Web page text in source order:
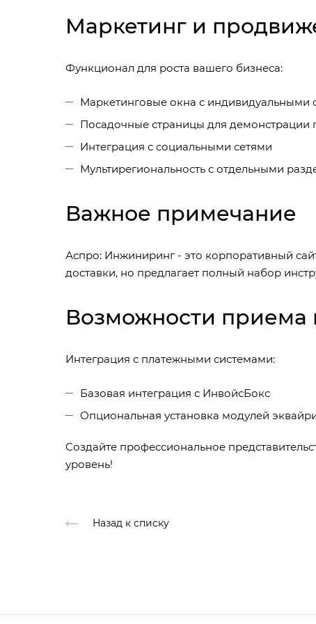
Маркетинг и
Функционал для роста вашего бизнеса:
Маркетинговые окна с индивидуальными
Посадочные страницы для демонстрации
Интеграция с социальными сетями
Мультирегиональность с отдельными
Важное примечание
Аспро: Инжиниринг - это корпоративный
доставки, но предлагает полный набор
Возможности приема
Интеграция с платежными системами:
Базовая интеграция с ИнвойсБокс
Опциональная установка модулей
Создайте профессиональное
уровень!
Назад к списку